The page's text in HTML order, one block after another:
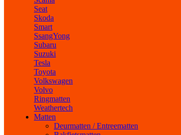
Seat
Skoda
Smart
SsangYong
Subaru
Suzuki
Tesla
Toyota
Volkswagen
Volvo
Ringmatten
Weathertech
Matten
Deurmatten / Entreematten